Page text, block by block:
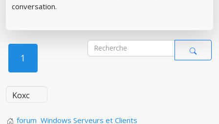
conversation.
1
forum Windows Serveurs et Clients